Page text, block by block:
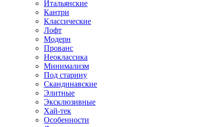
Итальянские
Кантри
Классические
Лофт
Модерн
Прованс
Неоклассика
Минимализм
Под старину
Скандинавские
Элитные
Эксклюзивные
Хай-тек
Особенности